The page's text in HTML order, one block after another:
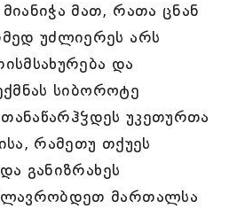
მათ, რათა ცნან
უძლიერეს არს
და
სიბოროტე
უკეთურთა
რამეთუ თქუეს
განიზრახეს
მართალსა